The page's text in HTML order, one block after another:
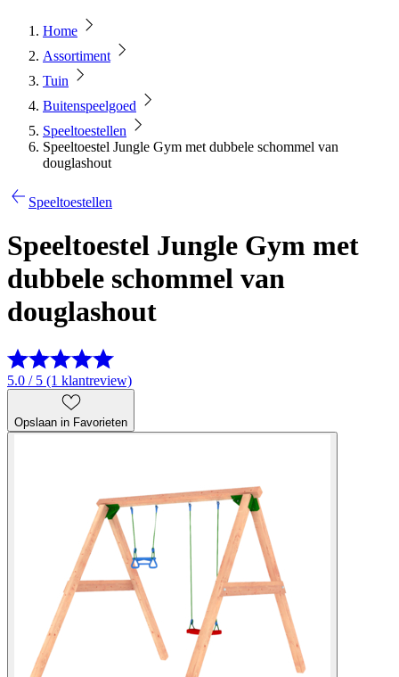
Home
Assortiment
Tuin
Buitenspeelgoed
Speeltoestellen
Speeltoestel Jungle Gym met dubbele schommel van
douglashout
Speeltoestellen
Speeltoestel Jungle Gym met
dubbele schommel van
douglashout
5.0 / 5 (1 klantreview)
Opslaan in Favorieten